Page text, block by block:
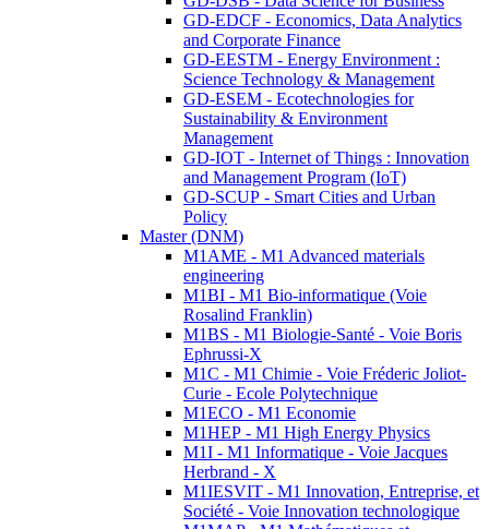
GD-EDCF - Economics, Data Analytics
and Corporate Finance
GD-EESTM - Energy Environment :
Science Technology & Management
GD-ESEM - Ecotechnologies for
Sustainability & Environment
Management
GD-IOT - Internet of Things : Innovation
and Management Program (IoT)
GD-SCUP - Smart Cities and Urban
Policy
Master (DNM)
M1AME - M1 Advanced materials
engineering
M1BI - M1 Bio-informatique (Voie
Rosalind Franklin)
M1BS - M1 Biologie-Santé - Voie Boris
Ephrussi-X
M1C - M1 Chimie - Voie Fréderic Joliot-
Curie - Ecole Polytechnique
M1ECO - M1 Economie
M1HEP - M1 High Energy Physics
M1I - M1 Informatique - Voie Jacques
Herbrand - X
M1IESVIT - M1 Innovation, Entreprise, et
Société - Voie Innovation technologique